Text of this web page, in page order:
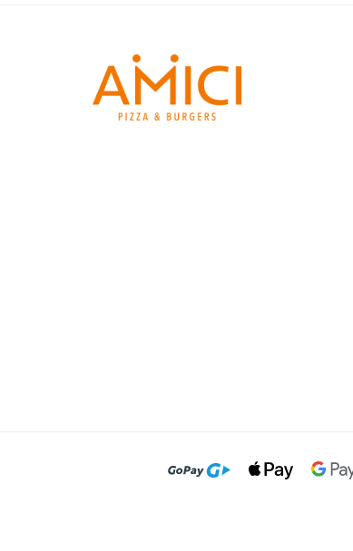
Chicken Spinach.
Třetí zdarma můžeš vybrat z pizzy
Šunkové, Margherita, Salámová,